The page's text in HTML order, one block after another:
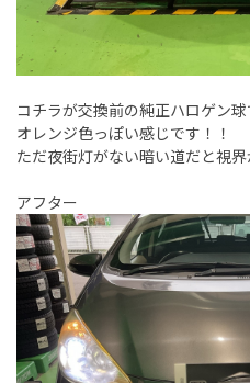
コチラが交換前の純正ハロゲン球
オレンジ色っぽい感じです！！
ただ夜街灯がない暗い道だと視
アフター